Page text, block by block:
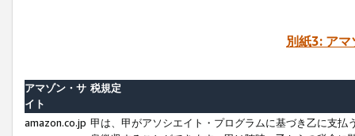
別紙3: ア
アマゾン・サ
イト
税規定
amazon.co.jp 甲は、甲がアソシエイト・プログラムに基づき乙に支